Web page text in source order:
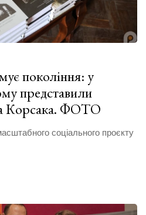
покоління: у
представили
Корсака. ФОТО
соціального проєкту